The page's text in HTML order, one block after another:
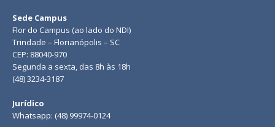
Sede Campus
Flor do Campus (ao lado do NDI)
Trindade – Florianópolis – SC
CEP: 88040-970
Segunda a sexta, das 8h às 18h
(48) 3234-3187
Jurídico
Whatsapp: (48) 99974-0124